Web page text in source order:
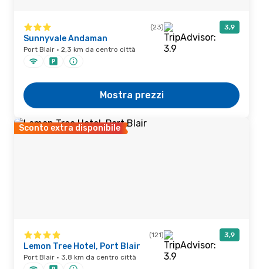
(23) 3,9
Sunnyvale Andaman
Port Blair · 2,3 km da centro città
Mostra prezzi
Sconto extra disponibile
(121) 3,9
Lemon Tree Hotel, Port Blair
Port Blair · 3,8 km da centro città